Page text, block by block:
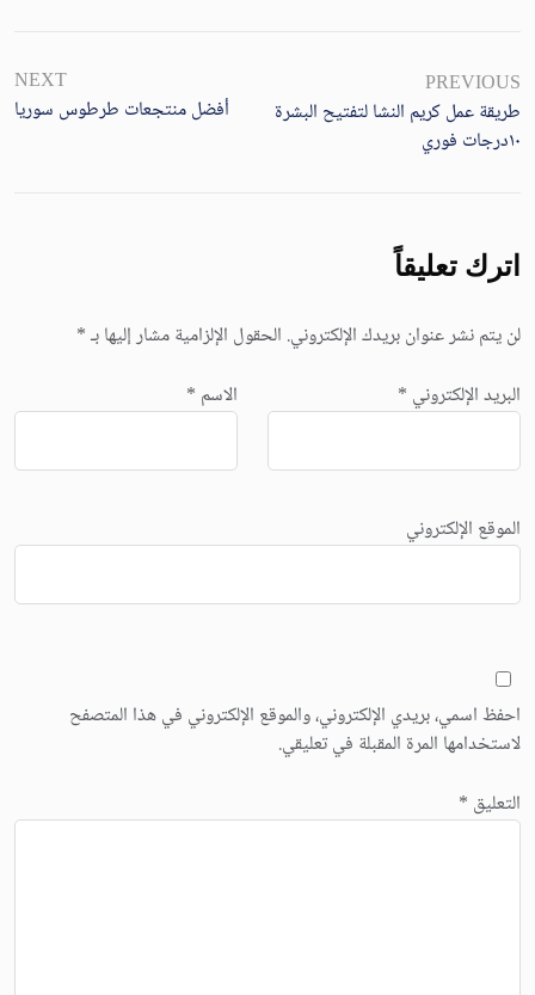
PREVIOUS
طريقة عمل كريم النشا لتفتيح البشرة
١٠درجات فوري
NEXT
أفضل منتجعات طرطوس سوريا
اترك تعليقاً
لن يتم نشر عنوان بريدك الإلكتروني. الحقول الإلزامية مشار إليها بـ*
الاسم * البريد الإلكتروني *
الموقع الإلكتروني
احفظ اسمي، بريدي الإلكتروني، والموقع الإلكتروني في هذا المتصفح
لاستخدامها المرة المقبلة في تعليقي.
التعليق *